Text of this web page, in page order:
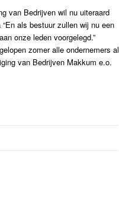
van Bedrijven wil nu uiteraard
als bestuur zullen wij nu een
onze leden voorgelegd.”
zomer alle ondernemers al
van Bedrijven Makkum e.o.